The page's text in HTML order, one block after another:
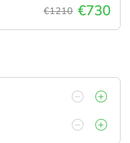
€1210 €730